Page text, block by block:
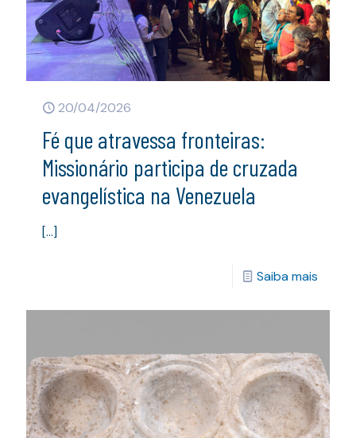
20/04/2026
Fé que atravessa fronteiras:
Missionário participa de cruzada
evangelística na Venezuela
[…]
Saiba mais